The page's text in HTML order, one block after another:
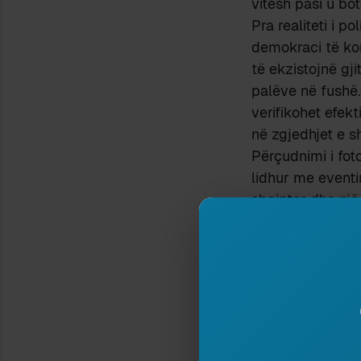
Pra realiteti i
demokraci të
të ekzistojnë
palëve në
verifikohet efekti
në zgjedhjet e
Përçudnimi i
lidhur me
shqiptar dhe
e mbështetjes
marrëdhënie
anë rendja
për